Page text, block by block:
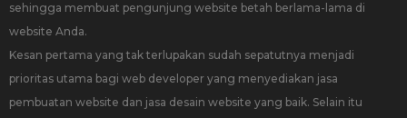
sehingga membuat pengunjung website betah berlama-lama di
website Anda.
Kesan pertama yang tak terlupakan sudah sepatutnya menjadi
prioritas utama bagi web developer yang menyediakan jasa
pembuatan website dan jasa desain website yang baik. Selain itu